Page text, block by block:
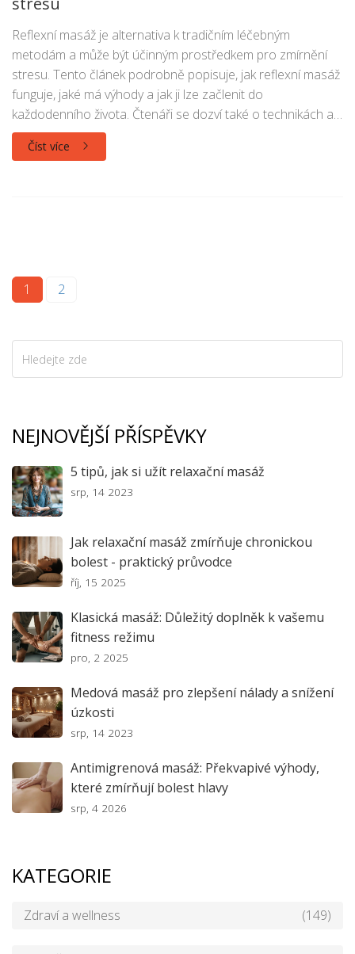
Reflexní masáž je alternativa k tradičním léčebným
metodám a může být účinným prostředkem pro zmírnění
stresu. Tento článek podrobně popisuje, jak reflexní masáž
funguje, jaké má výhody a jak ji lze začlenit do
každodenního života. Čtenáři se dozví také o technikách a
specificích této terapie.
Číst více
1 2
NEJNOVĚJŠÍ PŘÍSPĚVKY
5 tipů, jak si užít relaxační masáž
srp, 14 2023
Jak relaxační masáž zmírňuje chronickou
bolest - praktický průvodce
říj, 15 2025
Klasická masáž: Důležitý doplněk k vašemu
fitness režimu
pro, 2 2025
Medová masáž pro zlepšení nálady a snížení
úzkosti
srp, 14 2023
Antimigrenová masáž: Překvapivé výhody,
které zmírňují bolest hlavy
srp, 4 2026
KATEGORIE
Zdraví a wellness (149)